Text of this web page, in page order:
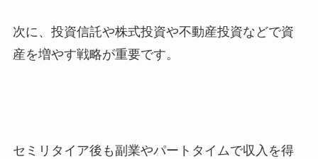
次に、投資信託や株式投資や不動産投資などで資
産を増やす戦略が重要です。
セミリタイア後も副業やパートタイムで収入を得